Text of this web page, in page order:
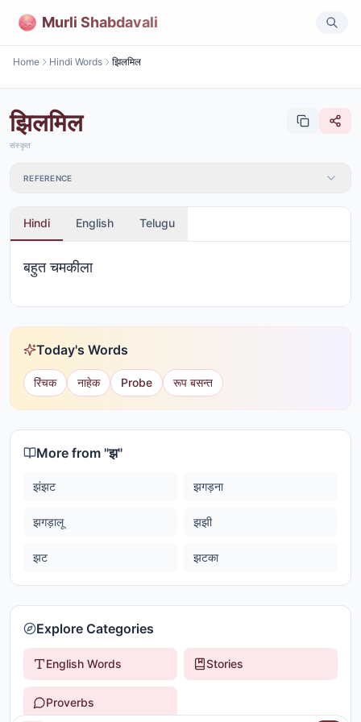
Murli Shabdavali
Home Hindi Words झिलमिल
झिलमिल
संस्कृत
REFERENCE
Hindi English Telugu
बहुत चमकीला
Today's Words
रिंचक नाहेक Probe रूप बसन्त
More from "झ"
झंझट झगड़ना
झगड़ालू झझी
झट झटका
Explore Categories
English Words Stories
Proverbs